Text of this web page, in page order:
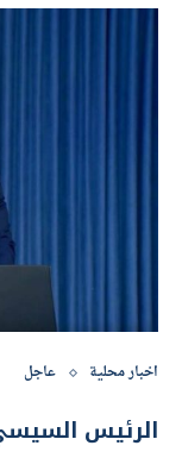
اخبار محلية عاجل
الرئيس